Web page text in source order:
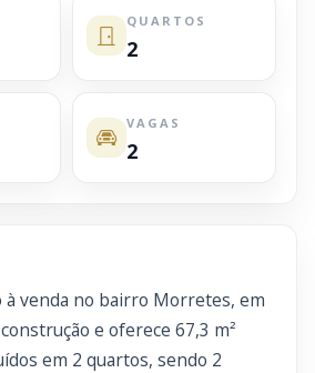
QUARTOS
2
VAGAS
2
à venda no bairro Morretes, em
e oferece 67,3 m²
em 2 quartos, sendo 2